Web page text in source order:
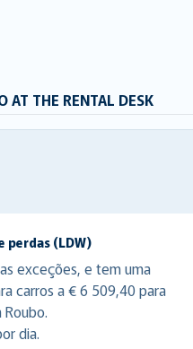
AT THE RENTAL DESK
perdas (LDW)
exceções, e tem uma
carros a € 6 509,40 para
dia.